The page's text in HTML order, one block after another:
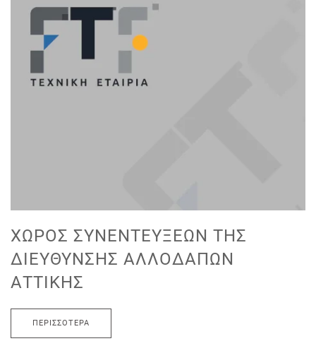
ΧΏΡΟΣ ΣΥΝΕΝΤΕΎΞΕΩΝ ΤΗΣ
ΔΙΕΎΘΥΝΣΗΣ ΑΛΛΟΔΑΠΏΝ
ΑΤΤΙΚΉΣ
ΠΕΡΙΣΣΌΤΕΡΑ